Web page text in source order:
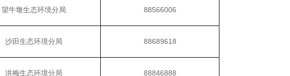
望牛墩生态环境分局 88566006
沙田生态环境分局 88689618
洪梅生态环境分局 88846888